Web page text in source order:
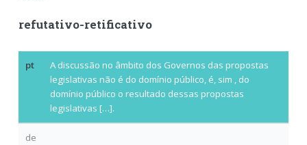
refutativo-retificativo
pt
A discussão no âmbito dos Governos das propostas
legislativas não é do domínio público, é, sim , do
domínio público o resultado dessas propostas
legislativas […].
de